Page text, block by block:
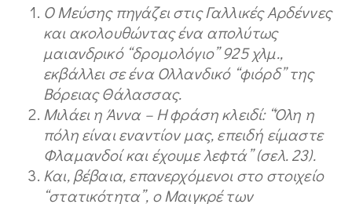
Ο Μεύσης πηγάζει στις Γαλλικές Αρδέννες
και ακολουθώντας ένα απολύτως
μαιανδρικό “δρομολόγιο” 925 χλμ.,
εκβάλλει σε ένα Ολλανδικό “φιόρδ” της
Βόρειας Θάλασσας.
Μιλάει η Άννα – Η φράση κλειδί: “Όλη η
πόλη είναι εναντίον μας, επειδή είμαστε
Φλαμανδοί και έχουμε λεφτά” (σελ. 23).
Και, βέβαια, επανερχόμενοι στο στοιχείο
“στατικότητα”, ο Μαιγκρέ των